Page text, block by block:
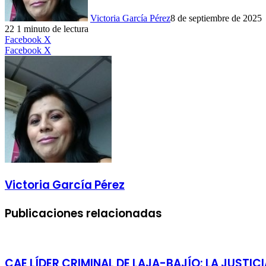
Victoria García Pérez8 de septiembre de 2025
22 1 minuto de lectura
Facebook X
Facebook X
electrónico
Victoria García Pérez
Publicaciones relacionadas